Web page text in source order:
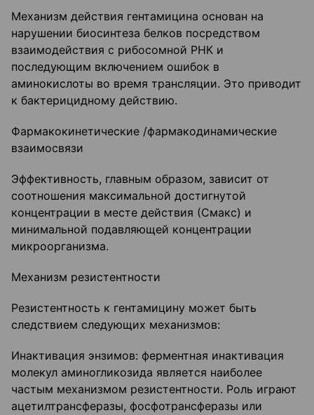
Механизм действия гентамицина основан на
нарушении биосинтеза белков посредством
взаимодействия с рибосомной РНК и
последующим включением ошибок в
аминокислоты во время трансляции. Это приводит
к бактерицидному действию.
Фармакокинетические /фармакодинамические
взаимосвязи
Эффективность, главным образом, зависит от
соотношения максимальной достигнутой
концентрации в месте действия (Смакс) и
минимальной подавляющей концентрации
микроорганизма.
Механизм резистентности
Резистентность к гентамицину может быть
следствием следующих механизмов:
Инактивация энзимов: ферментная инактивация
молекул аминогликозида является наиболее
частым механизмом резистентности. Роль играют
ацетилтрансферазы, фосфотрансферазы или